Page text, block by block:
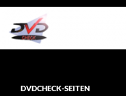
Zum
Inhalt
springen
Reviews rund ums Heimkino &
DVDCHECK-SEITEN